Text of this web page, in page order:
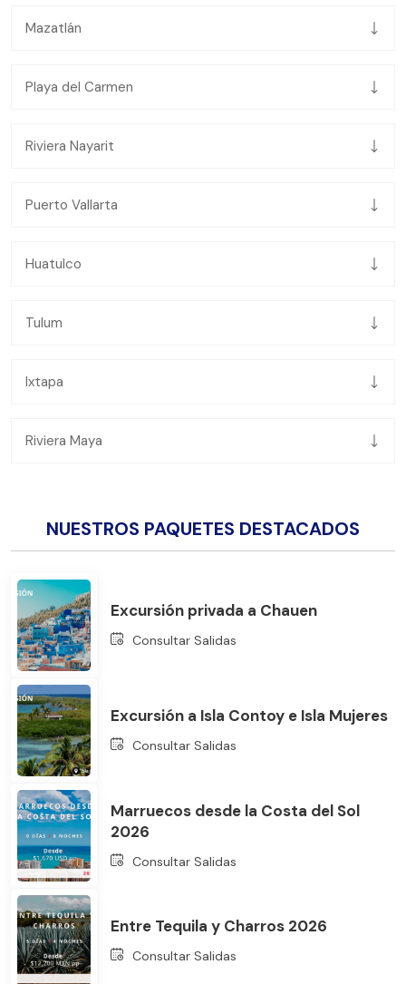
Mazatlán
Playa del Carmen
Riviera Nayarit
Puerto Vallarta
Huatulco
Tulum
Ixtapa
Riviera Maya
NUESTROS PAQUETES DESTACADOS
Excursión privada a Chauen
Consultar Salidas
Excursión a Isla Contoy e Isla Mujeres
Consultar Salidas
Marruecos desde la Costa del Sol
2026
Consultar Salidas
Entre Tequila y Charros 2026
Consultar Salidas